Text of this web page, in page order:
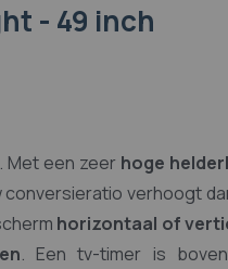
- 49 inch
. Met een zeer hoge
verhoogt
horizontaal of
. Een tv-timer is